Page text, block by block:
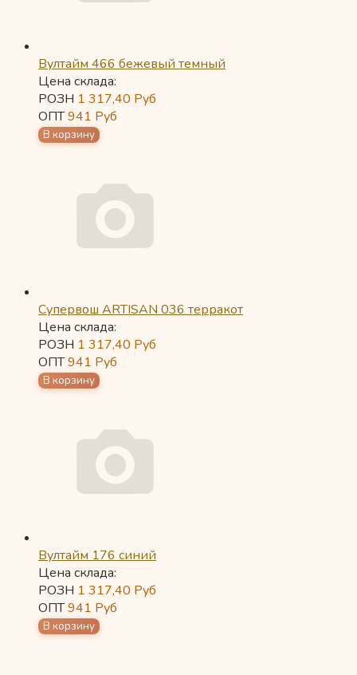
Вултайм 466 бежевый темный
Цена склада:
РОЗН 1 317,40 Руб
ОПТ941 Руб
Супервош ARTISAN 036 терракот
Цена склада:
РОЗН 1 317,40 Руб
ОПТ941 Руб
Вултайм 176 синий
Цена склада:
РОЗН 1 317,40 Руб
ОПТ941 Руб